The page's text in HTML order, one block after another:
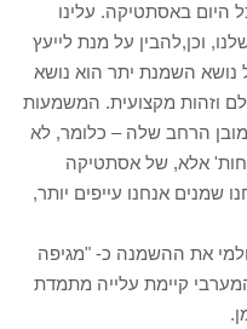
היום באסתטיקה. עלינו
וכן,להבין על מנת לייעץ
נושא השמנת יתר הוא נושא
וזהות מקצועית. המשמעות
הרחב שלה – כלומר, לא
אלא, של אסתטיקה
שמנים אנחנו עייפים יותר,
העולמי את ההשמנה כ- "מגיפה
קיימת עלייה מתמדת